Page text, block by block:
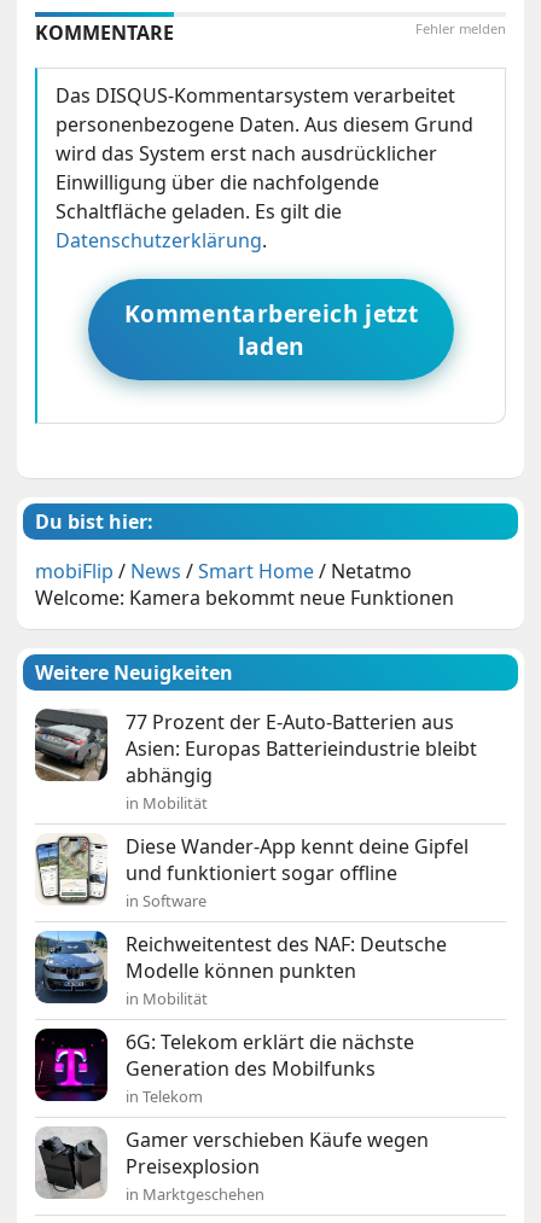
Fehler melden
KOMMENTARE
Das DISQUS-Kommentarsystem verarbeitet
personenbezogene Daten. Aus diesem Grund
wird das System erst nach ausdrücklicher
Einwilligung über die nachfolgende
Schaltfläche geladen. Es gilt die
Datenschutzerklärung.
Kommentarbereich jetzt
laden
Du bist hier:
mobiFlip / News /Smart Home/ Netatmo
Welcome: Kamera bekommt neue Funktionen
Weitere Neuigkeiten
77 Prozent der E-Auto-Batterien aus
Asien: Europas Batterieindustrie bleibt
abhängig
in Mobilität
Diese Wander-App kennt deine Gipfel
und funktioniert sogar offline
in Software
Reichweitentest des NAF: Deutsche
Modelle können punkten
in Mobilität
6G: Telekom erklärt die nächste
Generation des Mobilfunks
in Telekom
Gamer verschieben Käufe wegen
Preisexplosion
in Marktgeschehen